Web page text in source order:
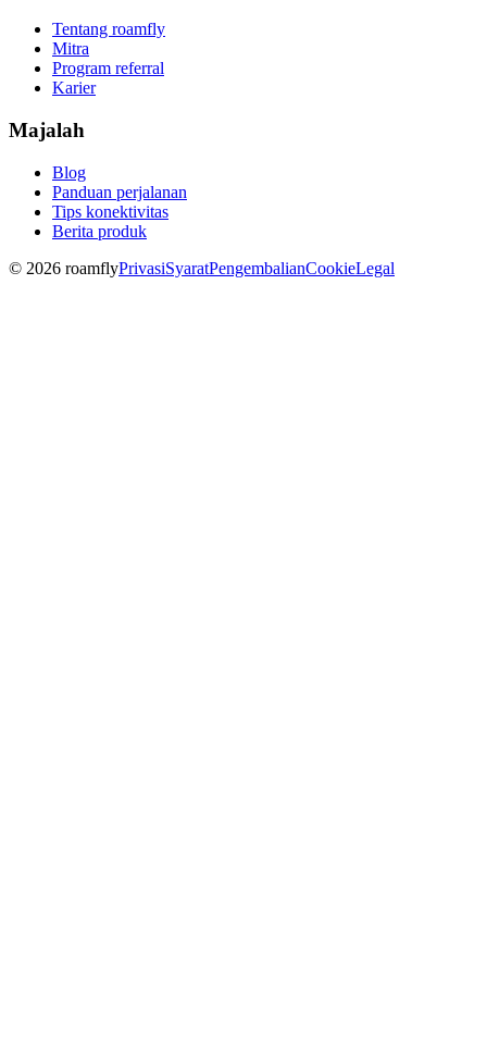
Tentang roamfly
Mitra
Program referral
Karier
Majalah
Blog
Panduan perjalanan
Tips konektivitas
Berita produk
© 2026 roamflyPrivasiSyaratPengembalianCookieLegal